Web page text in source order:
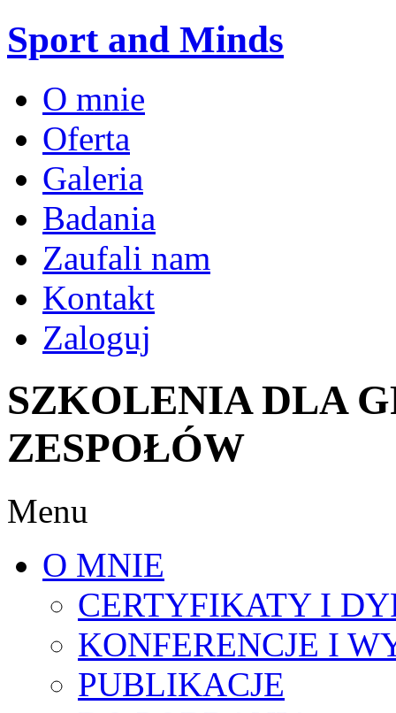
Sport and Minds
O mnie
Oferta
Galeria
Badania
Zaufali nam
Kontakt
Zaloguj
SZKOLENIA DLA
ZESPOŁÓW
Menu
O MNIE
CERTYFIKATY I
KONFERENCJE I
PUBLIKACJE